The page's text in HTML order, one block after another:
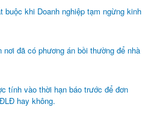
buộc khi Doanh nghiệp tạm ngừng kinh
nơi đã có phương án bồi thường để nhà
tính vào thời hạn báo trước để đơn
hay không.